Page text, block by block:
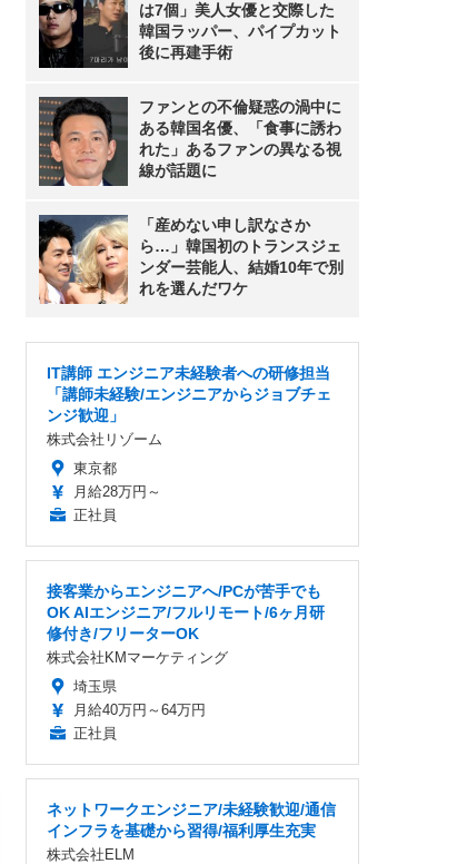
は7個」美人女優と交際した
韓国ラッパー、パイプカット
後に再建手術
ファンとの不倫疑惑の渦中に
ある韓国名優、「食事に誘わ
れた」あるファンの異なる視
線が話題に
「産めない申し訳なさか
ら…」韓国初のトランスジェ
ンダー芸能人、結婚10年で別
れを選んだワケ
IT講師 エンジニア未経験者への研修担当
「講師未経験/エンジニアからジョブチェ
ンジ歓迎」
株式会社リゾーム
東京都
月給28万円～
正社員
接客業からエンジニアへ/PCが苦手でも
OK AIエンジニア/フルリモート/6ヶ月研
修付き/フリーターOK
株式会社KMマーケティング
埼玉県
月給40万円～64万円
正社員
ネットワークエンジニア/未経験歓迎/通信
インフラを基礎から習得/福利厚生充実
株式会社ELM